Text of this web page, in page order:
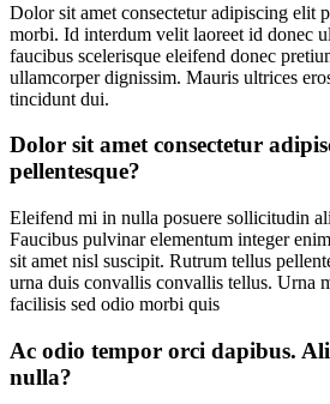
Dolor sit amet consectetur adipiscing elit
morbi. Id interdum velit laoreet id donec
faucibus scelerisque eleifend donec
ullamcorper dignissim. Mauris ultrices
tincidunt dui.
Dolor sit amet consectetur
pellentesque?
Eleifend mi in nulla posuere sollicitudin
Faucibus pulvinar elementum integer
sit amet nisl suscipit. Rutrum tellus
urna duis convallis convallis tellus. Urna
facilisis sed odio morbi quis
Ac odio tempor orci dapibus.
nulla?